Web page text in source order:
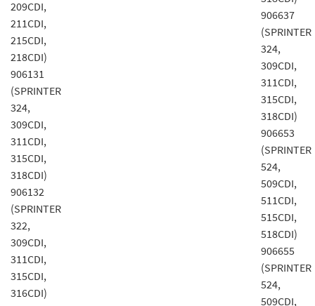
209CDI,
211CDI,
215CDI,
218CDI)
906131
(SPRINTER
324,
309CDI,
311CDI,
315CDI,
318CDI)
906132
(SPRINTER
322,
309CDI,
311CDI,
315CDI,
316CDI)
906637
(SPRINTER
324,
309CDI,
311CDI,
315CDI,
318CDI)
906653
(SPRINTER
524,
509CDI,
511CDI,
515CDI,
518CDI)
906655
(SPRINTER
524,
509CDI,